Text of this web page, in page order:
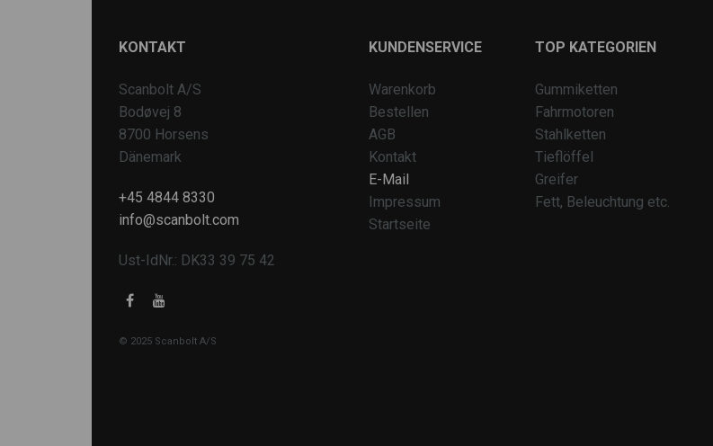
KONTAKT
Scanbolt A/S
Bodøvej 8
8700 Horsens
Dänemark
+45 4844 8330
info@scanbolt.com
Ust-IdNr.: DK33 39 75 42
© 2025 Scanbolt A/S
KUNDENSERVICE
Warenkorb
Bestellen
AGB
Kontakt
E-Mail
Impressum
Startseite
TOP KATEGORIEN
Gummiketten
Fahrmotoren
Stahlketten
Tieflöffel
Greifer
Fett, Beleuchtung etc.